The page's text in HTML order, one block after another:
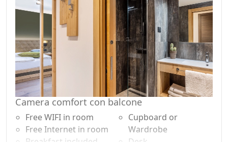
Camera comfort con balcone
Free WIFI in room
Free Internet in room
Cupboard or
Wardrobe